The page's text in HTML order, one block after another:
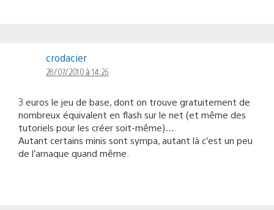
crodacier
28/07/2010 à 14:26
3 euros le jeu de base, dont on trouve gratuitement de
nombreux équivalent en flash sur le net (et même des
tutoriels pour les créer soit-même)…
Autant certains minis sont sympa, autant là c’est un peu
de l’arnaque quand même.